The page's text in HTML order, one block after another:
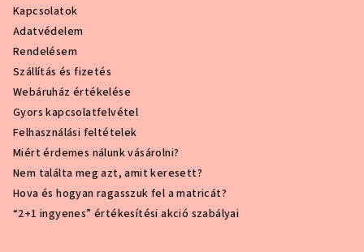
Kapcsolatok
Adatvédelem
Rendelésem
Szállítás és fizetés
Webáruház értékelése
Gyors kapcsolatfelvétel
Felhasználási feltételek
Miért érdemes nálunk vásárolni?
Nem találta meg azt, amit keresett?
Hova és hogyan ragasszuk fel a matricát?
“2+1 ingyenes” értékesítési akció szabályai